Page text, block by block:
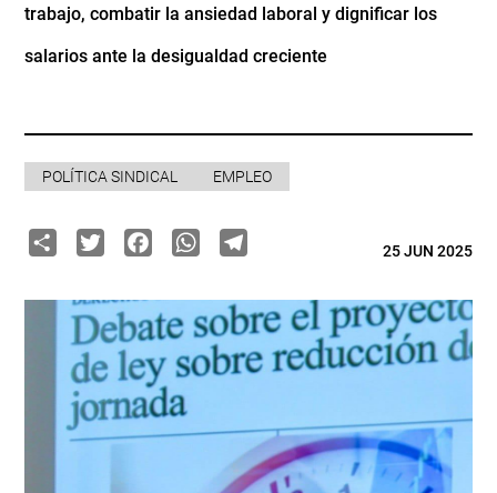
trabajo, combatir la ansiedad laboral y dignificar los
salarios ante la desigualdad creciente
POLÍTICA SINDICAL EMPLEO
ShareTwitterFacebook
WhatsApp
Telegram25 JUN 2025